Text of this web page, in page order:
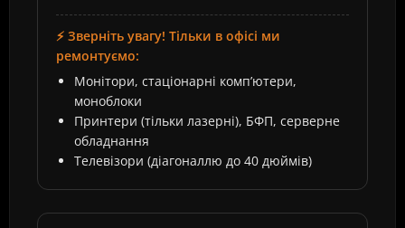
⚡ Зверніть увагу! Тільки в офісі ми
ремонтуємо:
Монітори, стаціонарні комп’ютери,
моноблоки
Принтери (тільки лазерні), БФП, серверне
обладнання
Телевізори (діагоналлю до 40 дюймів)